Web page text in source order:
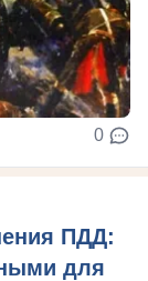
0
ПДД:
для